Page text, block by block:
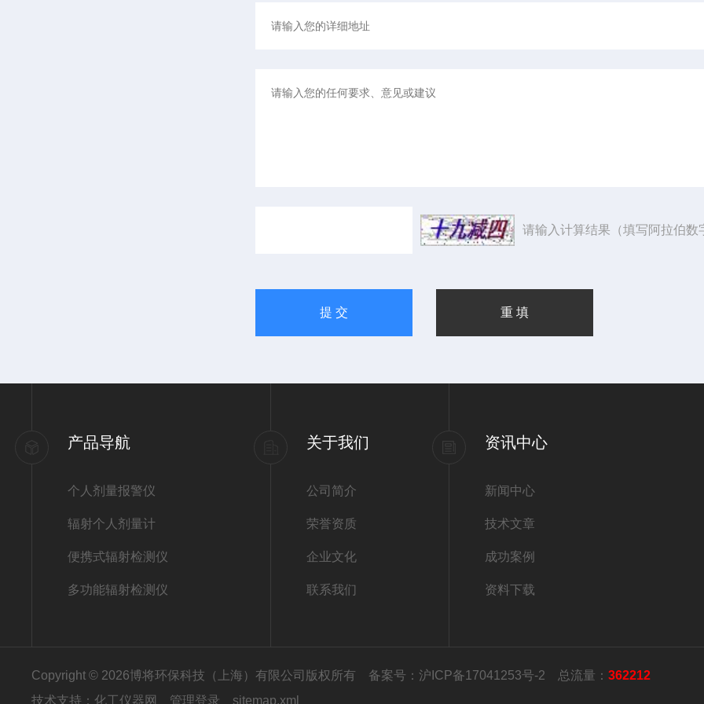
请输入计算结果（填写阿拉伯数
产品导航
个人剂量报警仪
辐射个人剂量计
便携式辐射检测仪
多功能辐射检测仪
关于我们
公司简介
荣誉资质
企业文化
联系我们
资讯中心
新闻中心
技术文章
成功案例
资料下载
Copyright © 2026博将环保科技（上海）有限公司版权所有 备案号：沪ICP备17041253号-2 总流量：362212
技术支持： 化工仪器网 管理登录 sitemap.xml